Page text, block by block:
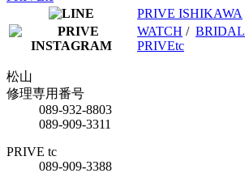
PRIVE ISHIKAWA
WATCH / BRIDAL
PRIVEtc
松山
修理専用番号
089-932-8803
089-909-3311
PRIVE tc
089-909-3388